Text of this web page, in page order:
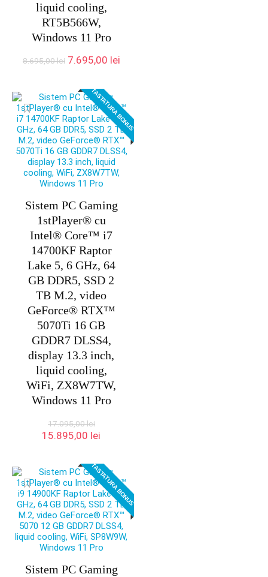
liquid cooling,
RT5B566W,
Windows 11 Pro
8.695,00lei Prețul
fost:
8.695,00 lei.
7.695,00 leiPrețul
TASTATURA BONUS
Sistem PC Gaming
1stPlayer® cu
Intel® Core™ i7
14700KF Raptor
Lake 5, 6 GHz, 64
GB DDR5, SSD 2
TB M.2, video
GeForce® RTX™
5070Ti 16 GB
GDDR7 DLSS4,
display 13.3 inch,
liquid cooling,
WiFi, ZX8W7TW,
Windows 11 Pro
17.095,00lei
Prețul
fost:
17.095,00 lei.
15.895,00 lei
15.895,00 lei.
TASTATURA BONUS
Sistem PC Gaming